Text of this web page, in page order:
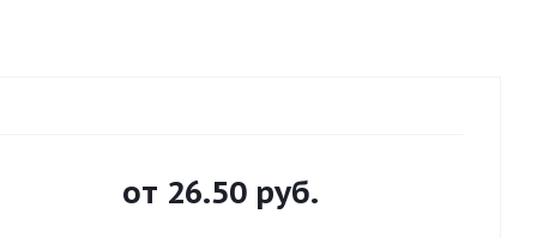
от 26.50 руб.